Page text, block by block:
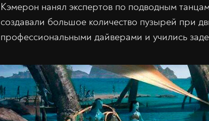
Кэмерон нанял экспертов по подводным
создавали большое количество пузырей при
профессиональными дайверами и учились